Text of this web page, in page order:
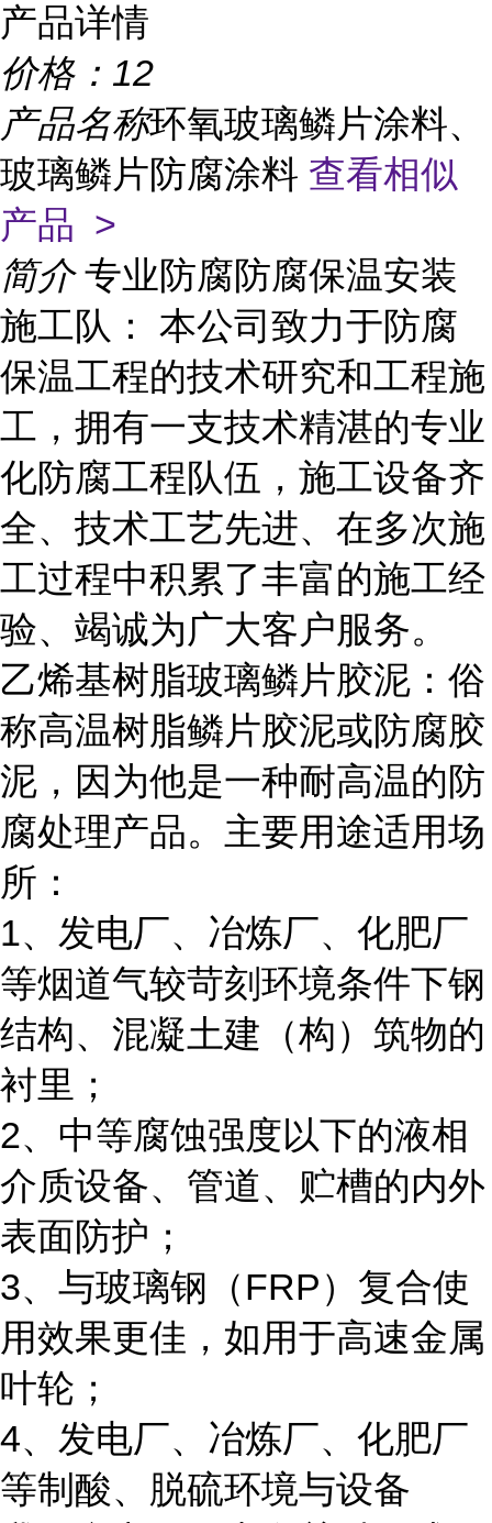
产品详情
价格： 12
产品名称环氧玻璃鳞片涂料、
玻璃鳞片防腐涂料 查看相似
产品 >
简介 专业防腐防腐保温安装
施工队： 本公司致力于防腐
保温工程的技术研究和工程施
工，拥有一支技术精湛的专业
化防腐工程队伍，施工设备齐
全、技术工艺先进、在多次施
工过程中积累了丰富的施工经
验、竭诚为广大客户服务。
乙烯基树脂玻璃鳞片胶泥：俗
称高温树脂鳞片胶泥或防腐胶
泥，因为他是一种耐高温的防
腐处理产品。主要用途适用场
所：
1、发电厂、冶炼厂、化肥厂
等烟道气较苛刻环境条件下钢
结构、混凝土建（构）筑物的
衬里；
2、中等腐蚀强度以下的液相
介质设备、管道、贮槽的内外
表面防护；
3、与玻璃钢（FRP）复合使
用效果更佳，如用于高速金属
叶轮；
4、发电厂、冶炼厂、化肥厂
等制酸、脱硫环境与设备